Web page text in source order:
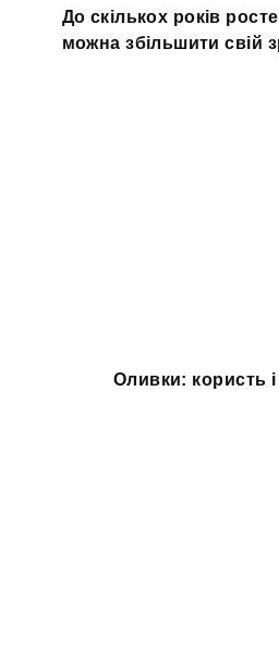
До скількох років
можна збільшити свій
Оливки: користь